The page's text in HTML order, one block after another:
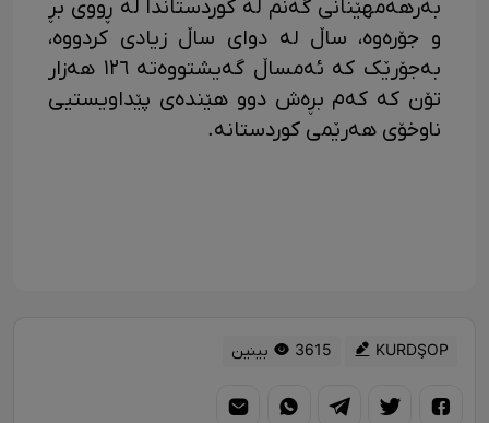
بەرهەمهێنانی گەنم لە کوردستاندا لە ڕووی بڕ
و جۆرەوە، ساڵ لە دوای ساڵ زیادی کردووە،
بەجۆرێک کە ئەمساڵ گەیشتووەتە ١٢٦ هەزار
تۆن کە کەم بڕەش دوو هێندەی پێداویستیی
ناوخۆی هەرێمی کوردستانە.
KURDŞOP 3615 بینین